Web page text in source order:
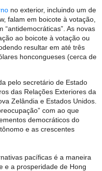
no exterior, incluindo um de
falam em boicote à votação,
As novas
ao boicote à votação ou
resultar em até três
honcongueses (cerca de
pelo secretário de Estado
das Relações Exteriores da
Zelândia e Estados Unidos.
com ao que
democráticos do
e as crescentes
pacíficas é a maneira
e a prosperidade de Hong